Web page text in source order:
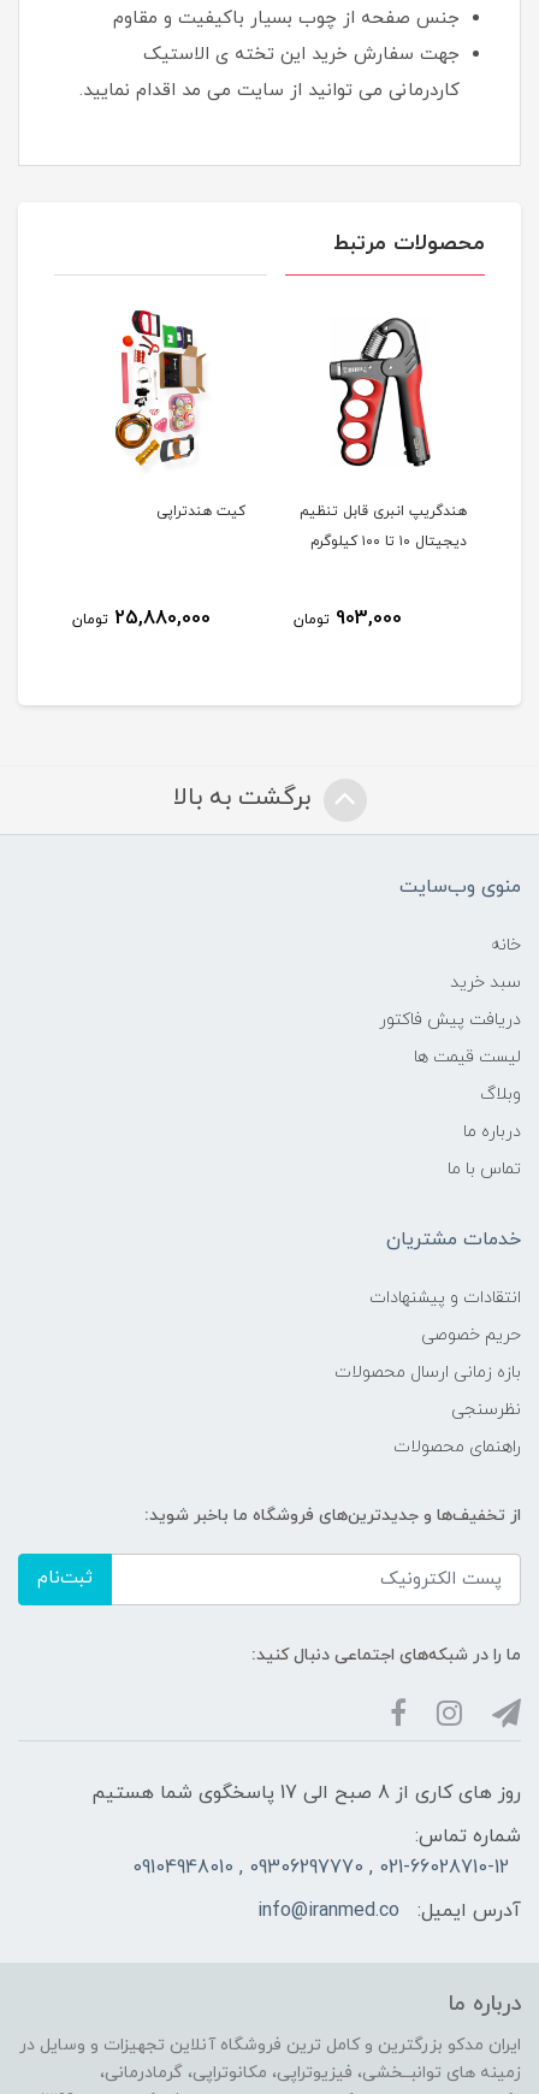
جنس صفحه از چوب بسیار باکیفیت و مقاوم
جهت سفارش خرید این تخته ی الاستیک
کاردرمانی می توانید از سایت می مد اقدام نمایید.
محصولات مرتبط
هندگریپ انبری قابل تنظیم
دیجیتال ۱۰ تا ۱۰۰ کیلوگرم
903,000 تومان
کیت هندتراپی
25,880,000 تومان
برگشت به بالا
منوی وب‌سایت
خانه
سبد خرید
دریافت پیش فاکتور
لیست قیمت ها
وبلاگ
درباره ما
تماس با ما
خدمات مشتریان
انتقادات و پیشنهادات
حریم خصوصی
بازه زمانی ارسال محصولات
نظرسنجی
راهنمای محصولات
از تخفیف‌ها و جدیدترین‌های فروشگاه ما باخبر شوید:
ثبت‌نام
ما را در شبکه‌های اجتماعی دنبال کنید:
روز های کاری از 8 صبح الی 17 پاسخگوی شما هستیم
شماره تماس:
021-66028710-12 , 09306297770 , 09104948010
آدرس ایمیل:
info@iranmed.co
درباره ما
ایران مدکو بزرگترین و کامل ترین فروشگاه آنلاین تجهیزات و وسایل در
زمینه های توانبــخشی، فیزیوتراپی، مکانوتراپی، گرمادرمانی،